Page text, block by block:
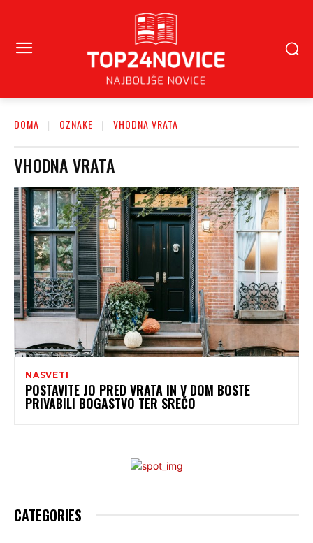
DOMA OZNAKE VHODNA VRATA
VHODNA VRATA
NASVETI
POSTAVITE JO PRED VRATA IN V DOM BOSTE
PRIVABILI BOGASTVO TER SREČO
CATEGORIES